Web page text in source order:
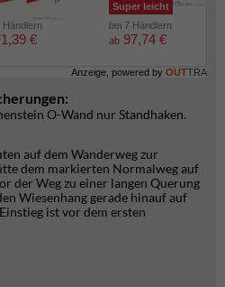
Händlern
€
Super leicht
bei 7 Händlern
ab 97,74 €
Anzeige, powered by OUTTRA
O-Wand nur Standhaken.
auf dem Wanderweg zur
dem markierten Normalweg auf
der Weg zu einer langen Querung
Wiesenhang gerade hinauf auf
ist vor dem ersten